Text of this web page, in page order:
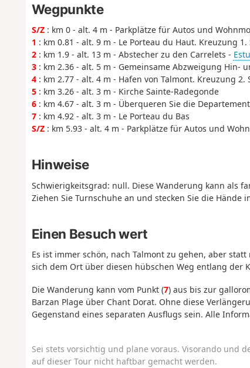
Wegpunkte
S/Z: km 0 - alt. 4 m - Parkplätze für Autos und
1 : km 0.81 - alt. 9 m - Le Porteau du Haut. Kreuzung 1.
2: km 1.9 - alt. 13 m - Abstecher zu den Carrelets -
3: km 2.36 - alt. 5 m - Gemeinsame Abzweigung Hin-
4: km 2.77 - alt. 4 m - Hafen von Talmont. Kreuzung 2.
5: km 3.26 - alt. 3 m - Kirche Sainte-Radegonde
6: km 4.67 - alt. 3 m - Überqueren Sie die
7: km 4.92 - alt. 3 m - Le Porteau du Bas
S/Z: km 5.93 - alt. 4 m - Parkplätze für Autos und
Hinweise
Schwierigkeitsgrad: null. Diese Wanderung kann als
Ziehen Sie Turnschuhe an und stecken Sie die Hände
Einen Besuch wert
Es ist immer schön, nach Talmont zu gehen, aber
sich dem Ort über diesen hübschen Weg entlang der
Die Wanderung kann vom Punkt (7) aus bis zur
Barzan Plage über Chant Dorat. Ohne diese
Gegenstand eines separaten Ausflugs sein. Alle
Sei stets vorsichtig und plane voraus. Visorando und
auf dieser Tour nicht haftbar gemacht werden.